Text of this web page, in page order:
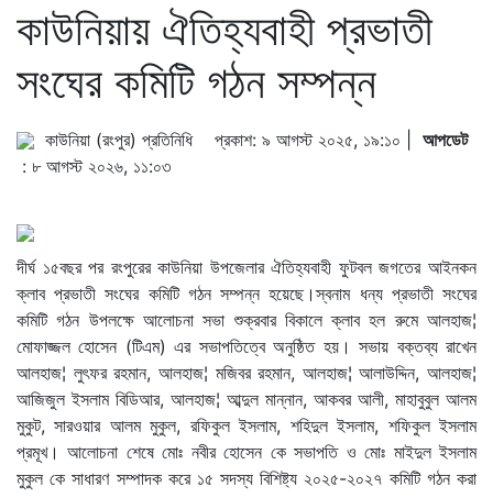
শিবগঞ্জে কৃষকদের মাঝে এয়ার ফ্লো
জোড়াতালির ক্রিকেটে ভরাডুবি
ফুটবলার ঋতুপর্ণার অসুস্থ মায়ের পাশে
অন্ধকারে লুকিয়ে আছে এক ভয়ংকর সত্য:
আল্লাহ আপনাদের বিচার করবেন:
কাউনিয়ায় ঐতিহ্যবাহী প্রভাতী
সংঘের কমিটি গঠন সম্পন্ন
কাউনিয়া (রংপুর) প্রতিনিধি প্রকাশ: ৯ আগস্ট ২০২৫, ১৯:১০ | আপডেট
: ৮ আগস্ট ২০২৬, ১১:০৩
দীর্ঘ ১৫বছর পর রংপুরের কাউনিয়া উপজেলার ঐতিহ্যবাহী ফুটবল জগতের আইনকন
ক্লাব প্রভাতী সংঘের কমিটি গঠন সম্পন্ন হয়েছে।স্বনাম ধন্য প্রভাতী সংঘের
কমিটি গঠন উপলক্ষে আলোচনা সভা শুক্রবার বিকালে ক্লাব হল রুমে আলহাজ¦
মোফাজ্জল হোসেন (টিএম) এর সভাপতিত্বে অনুষ্ঠিত হয়। সভায় বক্তব্য রাখেন
আলহাজ¦ লুৎফর রহমান, আলহাজ¦ মজিবর রহমান, আলহাজ¦ আলাউদ্দিন, আলহাজ¦
আজিজুল ইসলাম বিডিআর, আলহাজ¦ আব্দুল মান্নান, আকবর আলী, মাহাবুবুল আলম
মুকুট, সারওয়ার আলম মুকুল, রফিকুল ইসলাম, শহিদুল ইসলাম, শফিকুল ইসলাম
প্রমূখ। আলোচনা শেষে মোঃ নবীর হোসেন কে সভাপতি ও মোঃ মাইদুল ইসলাম
মুকুল কে সাধারণ সম্পাদক করে ১৫ সদস্য বিশিষ্ট্য ২০২৫-২০২৭ কমিটি গঠন করা